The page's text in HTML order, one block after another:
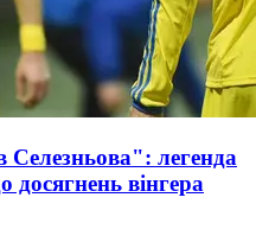
легенда
вінгера